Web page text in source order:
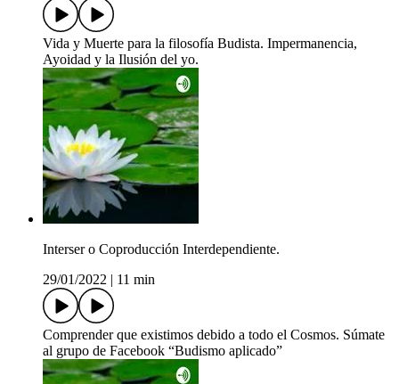
Vida y Muerte para la filosofía Budista. Impermanencia,
Ayoidad y la Ilusión del yo.
Interser o Coproducción Interdependiente.
29/01/2022
11 min
Comprender que existimos debido a todo el Cosmos. Súmate
al grupo de Facebook “Budismo aplicado”